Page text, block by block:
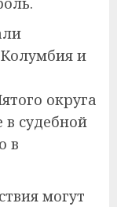
и
округа
в судебной
в
могут